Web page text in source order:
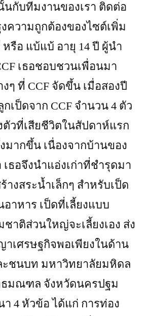
นกับทีมงานของเรา ติดต่อ
งความถูกต้องของไซต์เพิ่ม
รือ แบ้แบ้ อายุ 14 ปี ผู้นำ
เธอชอบชวนเพื่อนมา
ๆ ที่ CCF จัดขึ้น เมื่อสองปี
เป็ดจาก CCF จำนวน 4 ตัว
ตัวที่เสียชีวิตในสัปดาห์แรก
มากขึ้น เนื่องจากบ้านของ
เธอจึงนำแอ่งเก่าที่ชำรุดมา
งสระน้ำเล็กๆ สำหรับเป็ด
อาหาร เป็ดที่เลี้ยงแบบ
าติส่วนใหญ่จะเลี้ยงเอง ส่ง
เศรษฐกิจพอเพียงในด้าน
ะชนบท มหาวิทยาลัยมหิดล
ธมณฑล จังหวัดนครปฐม
4 หัวข้อ ได้แก่ การท่อง